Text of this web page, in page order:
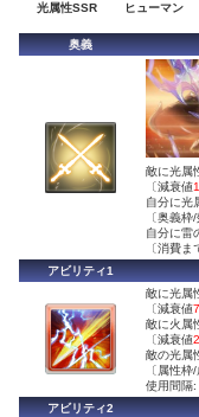
光属性SSR
ヒューマン
奥義
敵に光属
〔減衰値
自分に光
〔奥義枠
自分に
〔消費ま
アビリティ1
敵に光属
〔減衰値
敵に火属
〔減衰値
敵の光属
〔属性
使用間隔:
アビリティ2